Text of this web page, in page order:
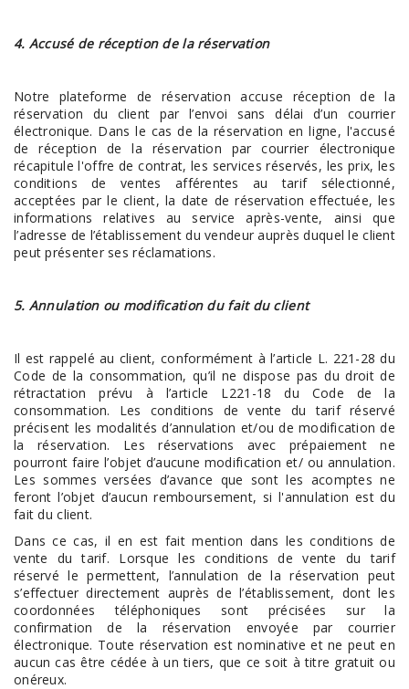
4. Accusé de réception de la réservation
Notre plateforme de réservation accuse réception de la
réservation du client par l’envoi sans délai d’un courrier
électronique. Dans le cas de la réservation en ligne, l'accusé
de réception de la réservation par courrier électronique
récapitule l'offre de contrat, les services réservés, les prix, les
conditions de ventes afférentes au tarif sélectionné,
acceptées par le client, la date de réservation effectuée, les
informations relatives au service après-vente, ainsi que
l’adresse de l’établissement du vendeur auprès duquel le client
peut présenter ses réclamations.
5. Annulation ou modification du fait du client
Il est rappelé au client, conformément à l’article L. 221-28 du
Code de la consommation, qu’il ne dispose pas du droit de
rétractation prévu à l’article L221-18 du Code de la
consommation. Les conditions de vente du tarif réservé
précisent les modalités d’annulation et/ou de modification de
la réservation. Les réservations avec prépaiement ne
pourront faire l’objet d’aucune modification et/ ou annulation.
Les sommes versées d’avance que sont les acomptes ne
feront l’objet d’aucun remboursement, si l'annulation est du
fait du client.
Dans ce cas, il en est fait mention dans les conditions de
vente du tarif. Lorsque les conditions de vente du tarif
réservé le permettent, l’annulation de la réservation peut
s’effectuer directement auprès de l’établissement, dont les
coordonnées téléphoniques sont précisées sur la
confirmation de la réservation envoyée par courrier
électronique. Toute réservation est nominative et ne peut en
aucun cas être cédée à un tiers, que ce soit à titre gratuit ou
onéreux.